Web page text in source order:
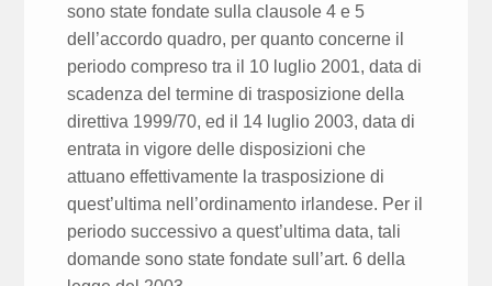
sono state fondate sulla clausole 4 e 5
dell’accordo quadro, per quanto concerne il
periodo compreso tra il 10 luglio 2001, data di
scadenza del termine di trasposizione della
direttiva 1999/70, ed il 14 luglio 2003, data di
entrata in vigore delle disposizioni che
attuano effettivamente la trasposizione di
quest’ultima nell’ordinamento irlandese. Per il
periodo successivo a quest’ultima data, tali
domande sono state fondate sull’art. 6 della